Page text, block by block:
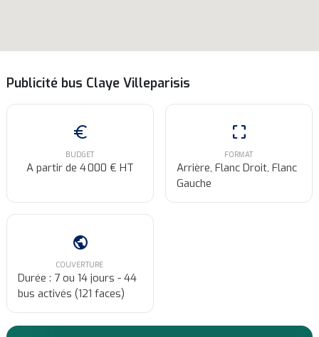
Publicité bus Claye Villeparisis
euro
BUDGET
A partir de 4 000 € HT
crop_free
FORMAT
Arrière, Flanc Droit, Flanc
Gauche
public
COUVERTURE
Durée : 7 ou 14 jours - 44
bus activés (121 faces)